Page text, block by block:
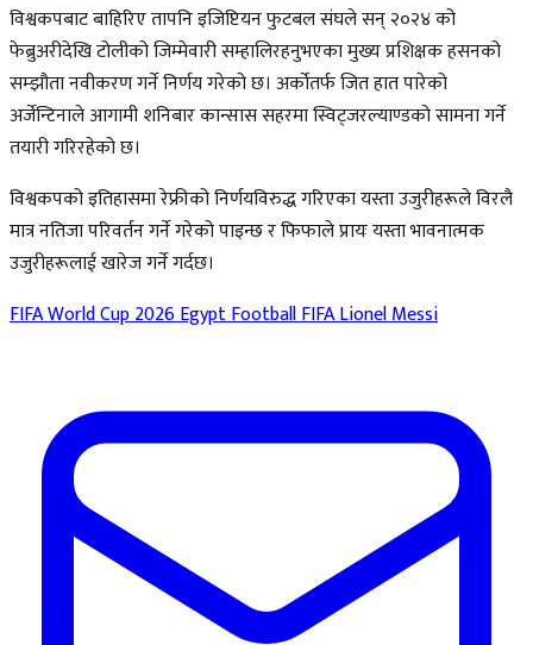
विश्वकपबाट बाहिरिए तापनि इजिप्टियन फुटबल संघले सन् २०२४ को
फेब्रुअरीदेखि टोलीको जिम्मेवारी सम्हालिरहनुभएका मुख्य प्रशिक्षक हसनको
सम्झौता नवीकरण गर्ने निर्णय गरेको छ। अर्कोतर्फ जित हात पारेको
अर्जेन्टिनाले आगामी शनिबार कान्सास सहरमा स्विट्जरल्याण्डको सामना गर्ने
तयारी गरिरहेको छ।
विश्वकपको इतिहासमा रेफ्रीको निर्णयविरुद्ध गरिएका यस्ता उजुरीहरूले विरलै
मात्र नतिजा परिवर्तन गर्ने गरेको पाइन्छ र फिफाले प्रायः यस्ता भावनात्मक
उजुरीहरूलाई खारेज गर्ने गर्दछ।
FIFA World Cup 2026Egypt FootballFIFALionel Messi